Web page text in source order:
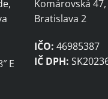
E
Komárovská
Bratislava 2
IČO: 46985387
IČ DPH: